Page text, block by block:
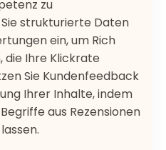
zu
strukturierte Daten
ein, um Rich
die Ihre Klickrate
Sie Kundenfeedback
Ihrer Inhalte, indem
aus Rezensionen